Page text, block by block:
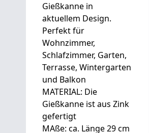
Gießkanne in
aktuellem Design.
Perfekt für
Wohnzimmer,
Schlafzimmer, Garten,
Terrasse, Wintergarten
und Balkon
MATERIAL: Die
Gießkanne ist aus Zink
gefertigt
MAße: ca. Länge 29 cm